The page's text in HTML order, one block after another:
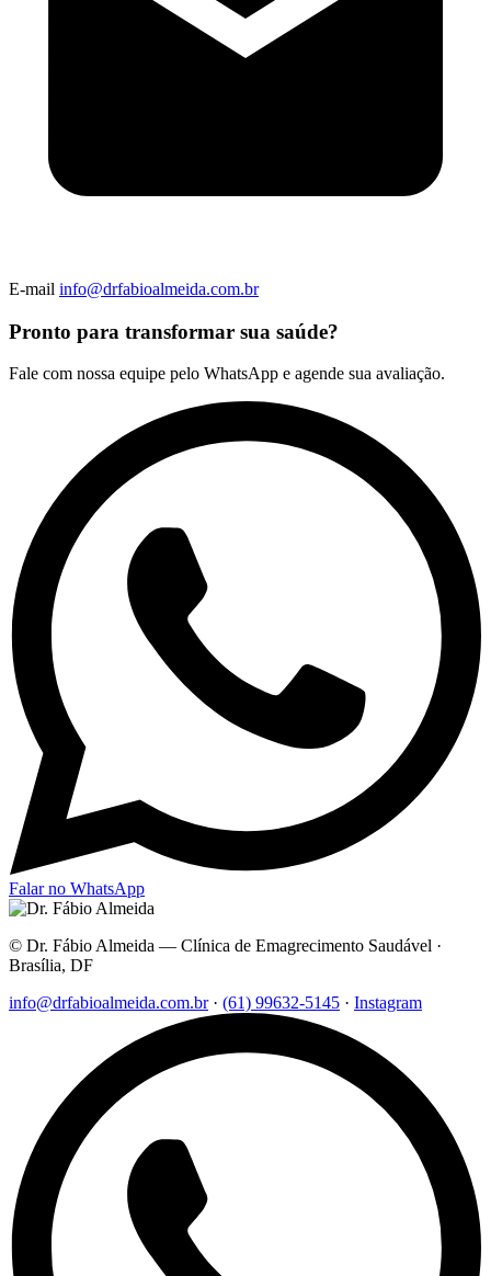
E-mail info@drfabioalmeida.com.br
Pronto para transformar sua saúde?
Fale com nossa equipe pelo WhatsApp e agende sua avaliação.
Falar no WhatsApp
© Dr. Fábio Almeida — Clínica de Emagrecimento Saudável ·
Brasília, DF
info@drfabioalmeida.com.br · (61) 99632-5145 · Instagram